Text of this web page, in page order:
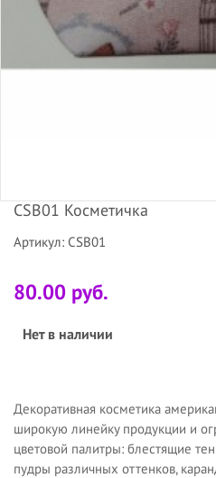
CSB01 Косметичка
Артикул: CSB01
80.00 руб.
Нет в наличии
Декоративная косметика
широкую линейку продукции и
цветовой палитры: блестящие
пудры различных оттенков,